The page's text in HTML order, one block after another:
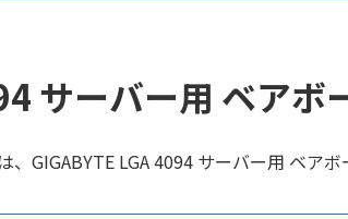
サーバー用 ベアボ
GIGABYTE LGA 4094 サーバー用 ベアボ